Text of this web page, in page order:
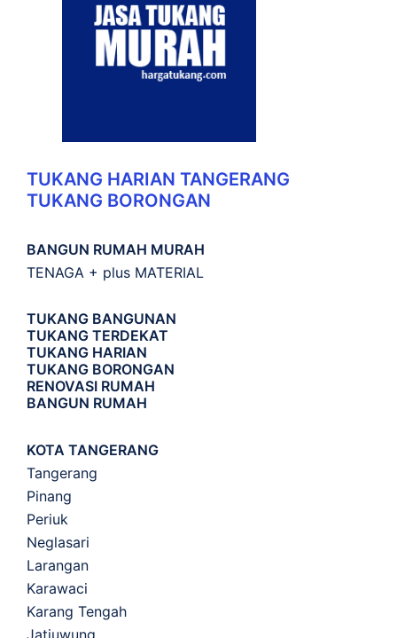
TUKANG HARIAN TANGERANG
TUKANG BORONGAN
BANGUN RUMAH MURAH
TENAGA + plus MATERIAL
TUKANG BANGUNAN
TUKANG TERDEKAT
TUKANG HARIAN
TUKANG BORONGAN
RENOVASI RUMAH
BANGUN RUMAH
KOTA TANGERANG
Tangerang
Pinang
Periuk
Neglasari
Larangan
Karawaci
Karang Tengah
Jatiuwung